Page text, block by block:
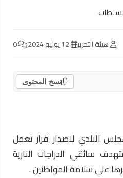
هيئة التحرير
نسخ المحتوى
البلدي لاصدار قرار تعمل
سائقي الدراجات النارية
على سلامة المواطنين .